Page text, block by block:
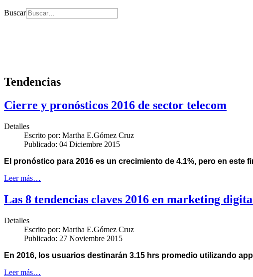
Buscar
Tendencias
Cierre y pronósticos 2016 de sector telecom
Detalles
Escrito por: Martha E.Gómez Cruz
Publicado: 04 Diciembre 2015
El pronóstico para 2016 es un crecimiento de 4.1%, pero en este
Leer más…
Las 8 tendencias claves 2016 en marketing
Detalles
Escrito por: Martha E.Gómez Cruz
Publicado: 27 Noviembre 2015
En 2016, los usuarios destinarán 3.15 hrs promedio utilizando
Leer más…